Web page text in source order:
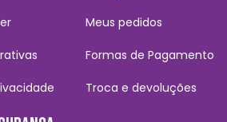
Meus pedidos
Formas de Pagamento
Troca e devoluções